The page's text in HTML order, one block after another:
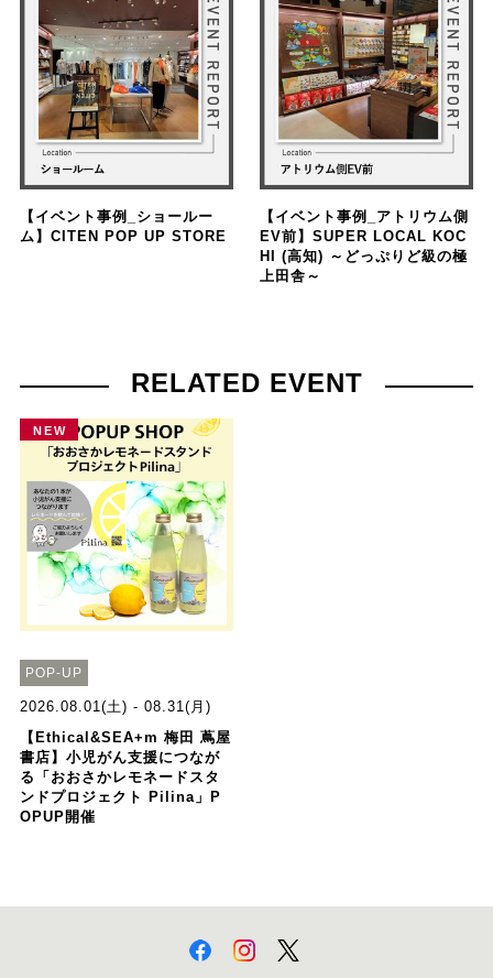
【イベント事例_ショールー
ム】CITEN POP UP STORE
【イベント事例_アトリウム側
EV前】SUPER LOCAL KOC
HI (高知) ～どっぷりど級の極
上田舎～
RELATED EVENT
NEW
POP-UP
2026.08.01(土) - 08.31(月)
【Ethical&SEA+m 梅田 蔦屋
書店】小児がん支援につなが
る「おおさかレモネードスタ
ンドプロジェクト Pilina」P
OPUP開催